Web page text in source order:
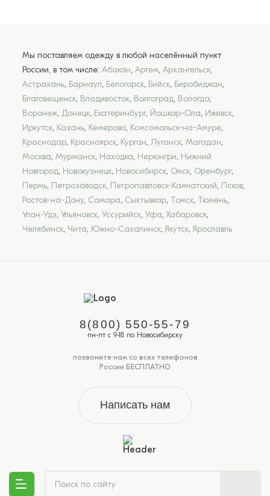
Мы поставляем одежду в любой населённый пункт
России, в том числе: Абакан, Артем, Архангельск,
Астрахань, Барнаул, Белогорск, Бийск, Биробиджан,
Благовещенск, Владивосток, Волгоград, Вологда,
Воронеж, Донецк, Екатеринбург, Йошкар-Ола, Ижевск,
Иркутск, Казань, Кемерово, Комсомольск-на-Амуре,
Краснодар, Красноярск, Курган, Луганск, Магадан,
Москва, Мурманск, Находка, Нерюнгри, Нижний
Новгород, Новокузнецк, Новосибирск, Омск, Оренбург,
Пермь, Петрозаводск, Петропавловск-Камчатский, Псков,
Ростов-на-Дону, Самара, Сыктывкар, Томск, Тюмень,
Улан-Удэ, Ульяновск, Уссурийск, Уфа, Хабаровск,
Челябинск, Чита, Южно-Сахалинск, Якутск, Ярославль
8(800) 550-55-79
пн-пт с 9-18 по Новосибирску
позвоните нам со всех телефонов
России БЕСПЛАТНО
Написать нам